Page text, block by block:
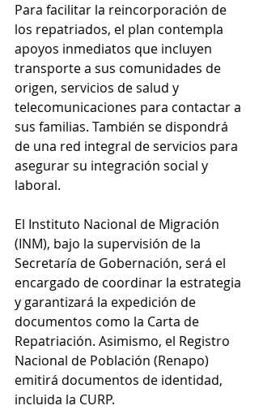
Para facilitar la reincorporación de
los repatriados, el plan contempla
apoyos inmediatos que incluyen
transporte a sus comunidades de
origen, servicios de salud y
telecomunicaciones para contactar a
sus familias. También se dispondrá
de una red integral de servicios para
asegurar su integración social y
laboral.
El Instituto Nacional de Migración
(INM), bajo la supervisión de la
Secretaría de Gobernación, será el
encargado de coordinar la estrategia
y garantizará la expedición de
documentos como la Carta de
Repatriación. Asimismo, el Registro
Nacional de Población (Renapo)
emitirá documentos de identidad,
incluida la CURP.